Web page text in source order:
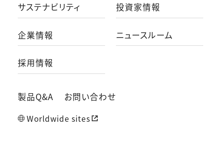
サステナビリティ 投資家情報
企業情報 ニュースルーム
採用情報
製品Q&A お問い合わせ
Worldwide sites